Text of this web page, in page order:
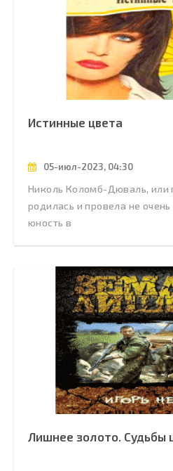
Истинные цвета
05-июл-2023, 04:30
Николь Коломб-Дюваль, или
родилась и провела не
юность в
Лишнее золото. Судьбы